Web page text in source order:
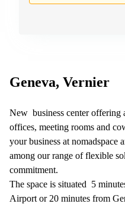
Geneva, Vernier
New business center offering
offices, meeting rooms and
your business at nomadspace
among our range of flexible
commitment.
The space is situated 5
Airport or 20 minutes from